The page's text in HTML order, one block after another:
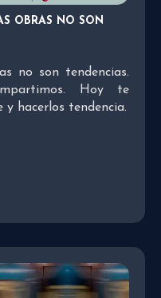
OBRAS NO SON
no son tendencias.
Hoy te
hacerlos tendencia.